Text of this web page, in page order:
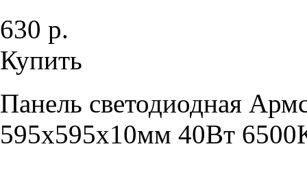
630 р.
Купить
Панель светодиодная
595х595х10мм 40Вт